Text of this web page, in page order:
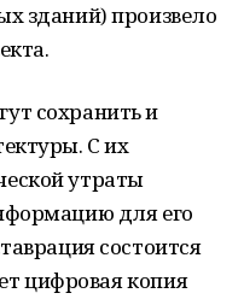
зданий) произвело
сохранить и
С их
утраты
для его
состоится
цифровая копия